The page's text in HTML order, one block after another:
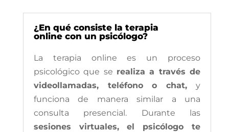
¿En qué consiste la terapia
online con un psicólogo?
La terapia online es un proceso
psicológico que se realiza a través de
videollamadas, teléfono o chat, y
funciona de manera similar a una
consulta presencial. Durante las
sesiones virtuales, el psicólogo te